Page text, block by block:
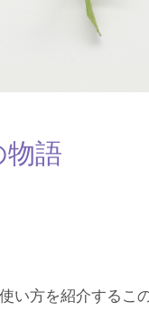
語
い方を紹介するこ